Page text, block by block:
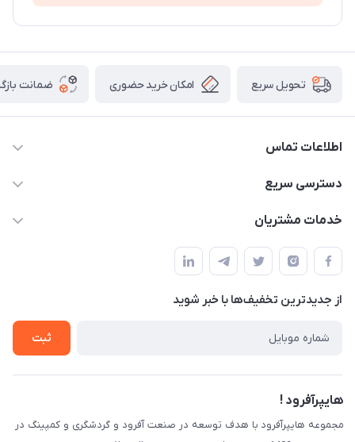
تحویل سریع امکان خرید حضوری ضمانت
اطلاعات تماس
09120582600
دسترسی سریع
حساب کاربری
لیست محصولات
درباره ما
خدمات مشتریان
قوانین و مقررات
حریم خصوصی
راهنما
از جدید‌ترین تخفیف‌ها با‌ خبر شوید
ثبت
هایپرآفرود !
مجموعه هایپرآفرود با هدف توسعه در صنعت آفرود و گردشگری و کمپینگ در